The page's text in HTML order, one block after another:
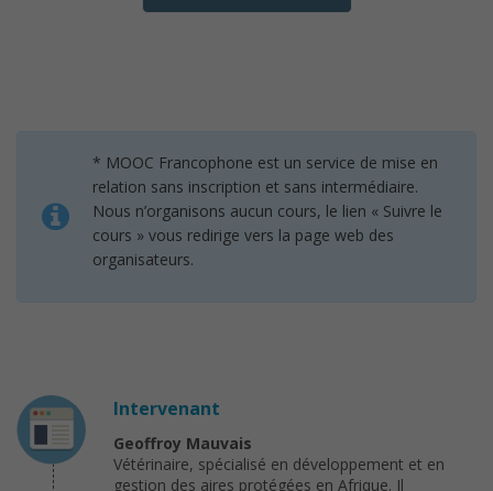
* MOOC Francophone est un service de mise en
relation sans inscription et sans intermédiaire.
Nous n’organisons aucun cours, le lien « Suivre le
cours » vous redirige vers la page web des
organisateurs.
Intervenant
Geoffroy Mauvais
Vétérinaire, spécialisé en développement et en
gestion des aires protégées en Afrique. Il